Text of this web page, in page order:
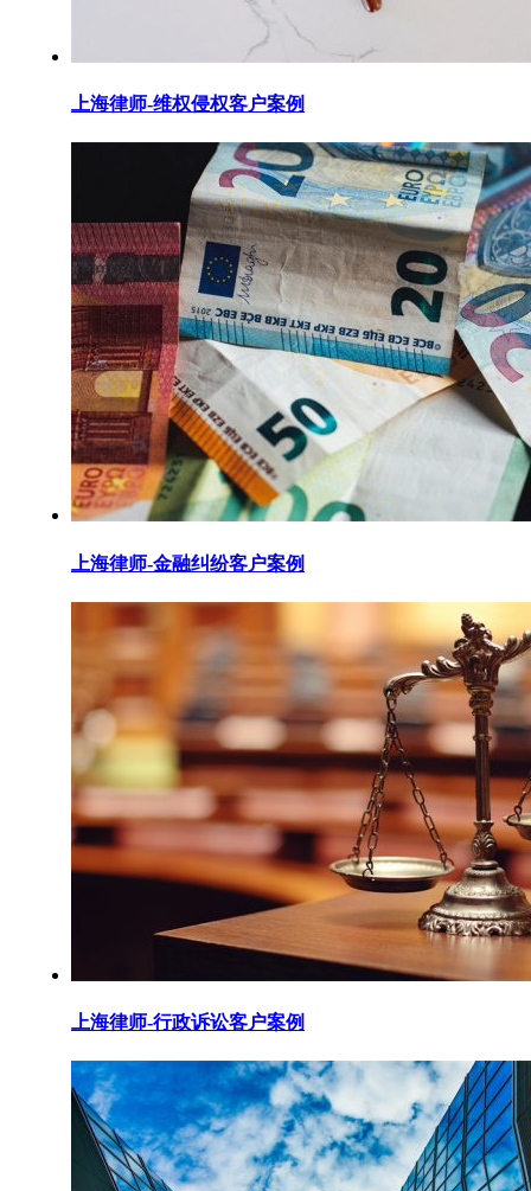
上海律师-维权侵权客户案例
上海律师-金融纠纷客户案例
上海律师-行政诉讼客户案例